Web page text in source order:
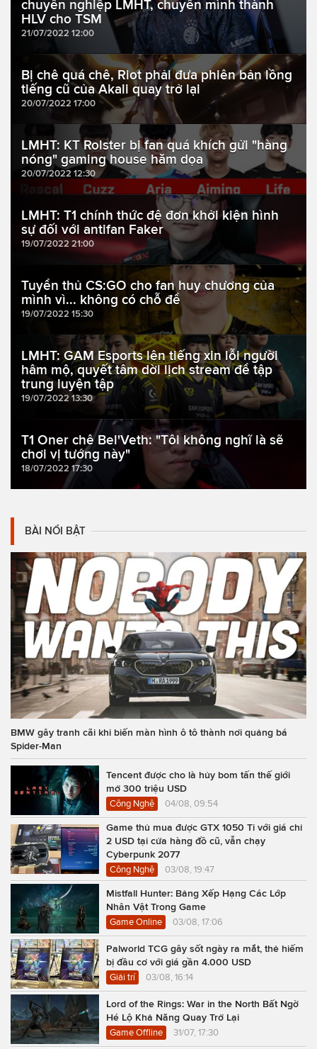
chuyên nghiệp LMHT, chuyển mình thành
HLV cho TSM
21/07/2022 12:00
Bị chê quá chê, Riot phải đưa phiên bản lồng
tiếng cũ của Akali quay trở lại
20/07/2022 17:00
LMHT: KT Rolster bị fan quá khích gửi "hàng
nóng" gaming house hăm dọa
20/07/2022 12:30
LMHT: T1 chính thức đệ đơn khởi kiện hình
sự đối với antifan Faker
19/07/2022 21:00
Tuyển thủ CS:GO cho fan huy chương của
mình vì... không có chỗ để
19/07/2022 15:30
LMHT: GAM Esports lên tiếng xin lỗi người
hâm mộ, quyết tâm dời lịch stream để tập
trung luyện tập
19/07/2022 13:30
T1 Oner chê Bel'Veth: "Tôi không nghĩ là sẽ
chơi vị tướng này"
18/07/2022 17:30
BÀI NỔI BẬT
BMW gây tranh cãi khi biến màn hình ô tô thành nơi quảng bá
Spider-Man
Tencent được cho là hủy bom tấn thế giới
mở 300 triệu USD
Công Nghệ 04/08, 09:54
Game thủ mua được GTX 1050 Ti với giá chỉ
2 USD tại cửa hàng đồ cũ, vẫn chạy
Cyberpunk 2077
Công Nghệ 03/08, 19:47
Mistfall Hunter: Bảng Xếp Hạng Các Lớp
Nhân Vật Trong Game
Game Online 03/08, 17:06
Palworld TCG gây sốt ngày ra mắt, thẻ hiếm
bị đầu cơ với giá gần 4.000 USD
Giải trí 03/08, 16:14
Lord of the Rings: War in the North Bất Ngờ
Hé Lộ Khả Năng Quay Trở Lại
Game Offline 31/07, 17:30